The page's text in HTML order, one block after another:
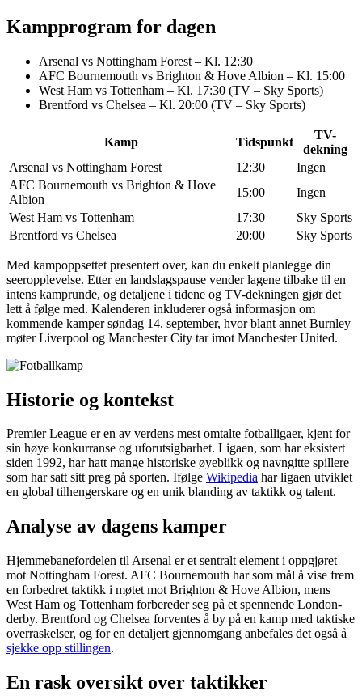
Kampprogram for dagen
Arsenal vs Nottingham Forest – Kl. 12:30
AFC Bournemouth vs Brighton & Hove Albion – Kl. 15:00
West Ham vs Tottenham – Kl. 17:30 (TV – Sky Sports)
Brentford vs Chelsea – Kl. 20:00 (TV – Sky Sports)
Kamp Tidspunkt
TV-
dekning
Arsenal vs Nottingham Forest
12:30
Ingen
AFC Bournemouth vs Brighton & Hove
Albion
15:00
Ingen
West Ham vs Tottenham
17:30
Sky Sports
Brentford vs Chelsea
20:00 Sky Sports
Med kampoppsettet presentert over, kan du enkelt planlegge din
seeropplevelse. Etter en landslagspause vender lagene tilbake til en
intens kamprunde, og detaljene i tidene og TV-dekningen gjør det
lett å følge med. Kalenderen inkluderer også informasjon om
kommende kamper søndag 14. september, hvor blant annet Burnley
møter Liverpool og Manchester City tar imot Manchester United.
Historie og kontekst
Premier League er en av verdens mest omtalte fotballigaer, kjent for
sin høye konkurranse og uforutsigbarhet. Ligaen, som har eksistert
siden 1992, har hatt mange historiske øyeblikk og navngitte spillere
som har satt sitt preg på sporten. Ifølge Wikipedia har ligaen utviklet
en global tilhengerskare og en unik blanding av taktikk og talent.
Analyse av dagens kamper
Hjemmebanefordelen til Arsenal er et sentralt element i oppgjøret
mot Nottingham Forest. AFC Bournemouth har som mål å vise frem
en forbedret taktikk i møtet mot Brighton & Hove Albion, mens
West Ham og Tottenham forbereder seg på et spennende London-
derby. Brentford og Chelsea forventes å by på en kamp med taktiske
overraskelser, og for en detaljert gjennomgang anbefales det også å
sjekke opp stillingen.
En rask oversikt over taktikker